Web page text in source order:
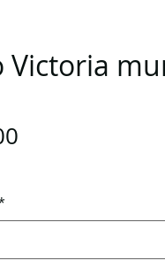
Victoria